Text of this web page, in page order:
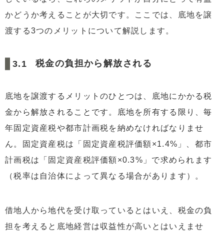
かどうか考えることが大切です。ここでは、底地を譲
渡する3つのメリットについて解説します。
税金の負担から解放される
底地を譲渡するメリットのひとつは、底地にかかる税
金から解放されることです。底地を所有する限り、毎
年固定資産税や都市計画税を納めなければなりませ
ん。固定資産税は「固定資産税評価額×1.4%」、都市
計画税は「固定資産税評価額×0.3%」で求められます
（税率は自治体によって異なる場合があります）。
借地人から地代を受け取っているとはいえ、税金の負
担を考えると底地経営は収益性が高いとはいえませ